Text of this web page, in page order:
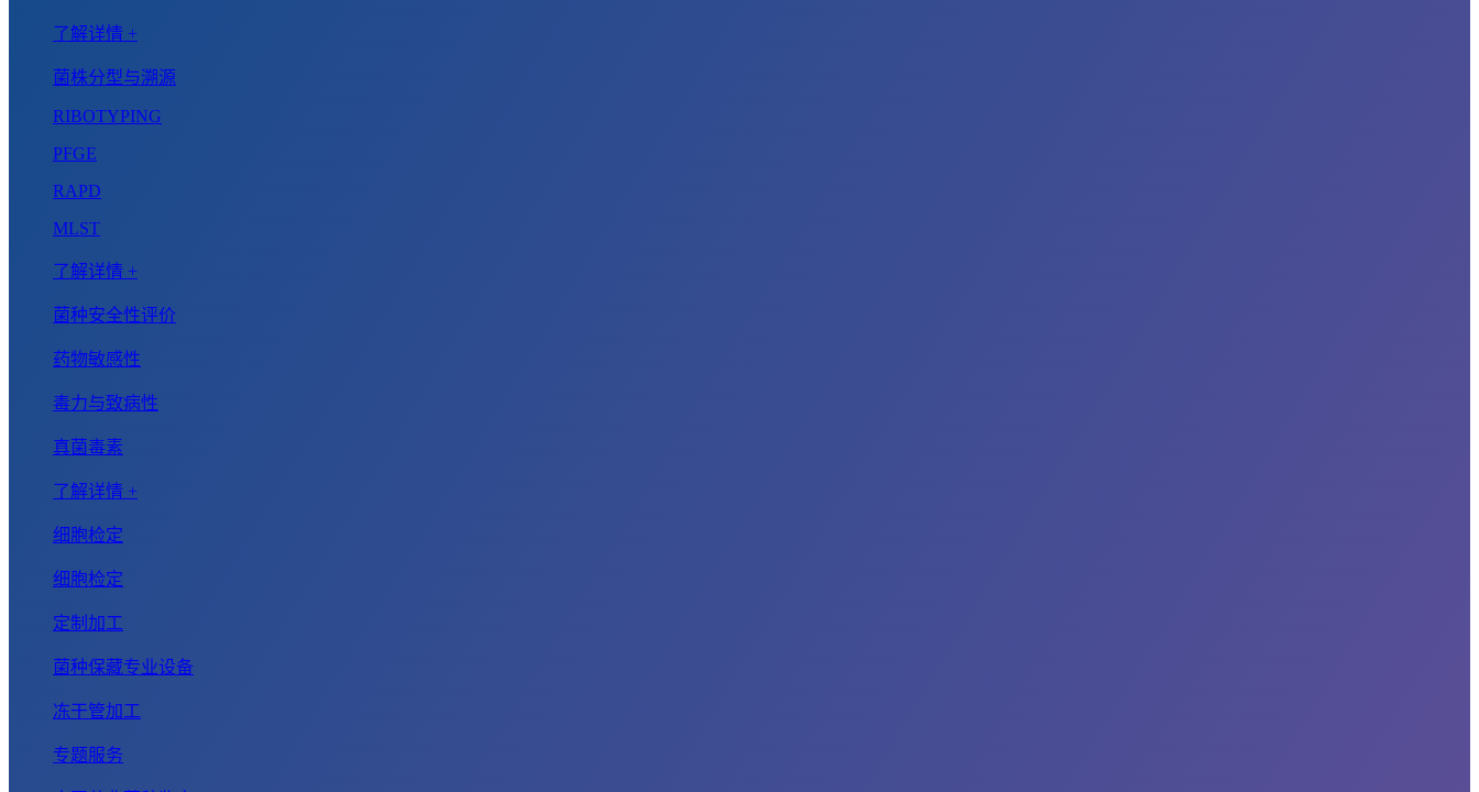
了解详情 +
菌株分型与溯源
RIBOTYPING
PFGE
RAPD
MLST
了解详情 +
菌种安全性评价
药物敏感性
毒力与致病性
真菌毒素
了解详情 +
细胞检定
细胞检定
定制加工
菌种保藏专业设备
冻干管加工
专题服务